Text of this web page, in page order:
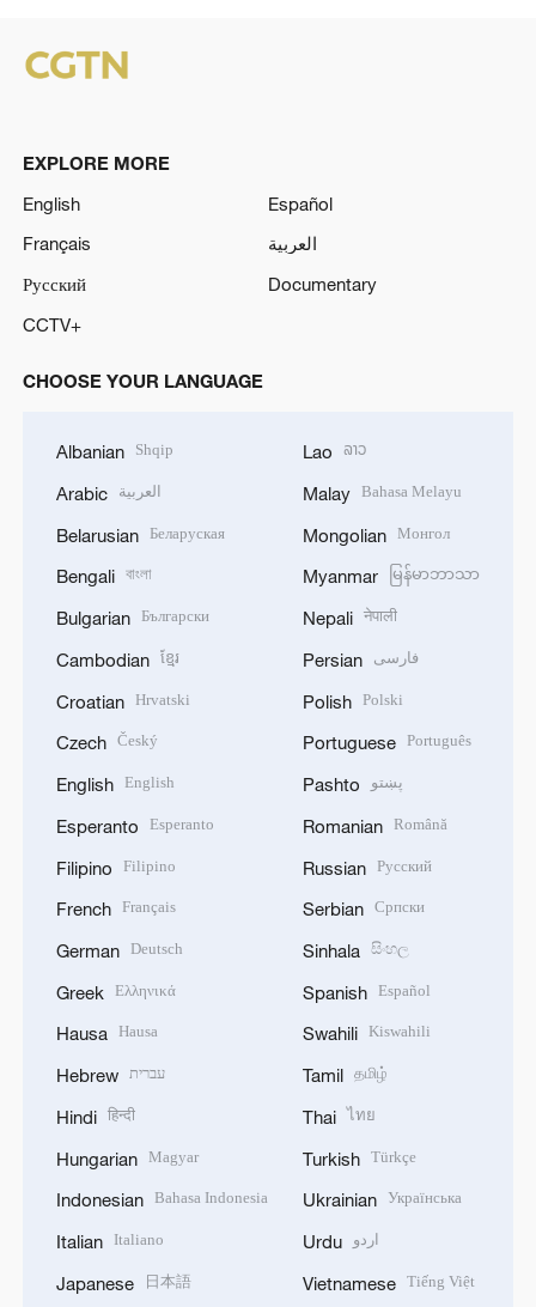
EXPLORE MORE
English
Español
Français
العربية
Русский
Documentary
CCTV+
CHOOSE YOUR LANGUAGE
Albanian Shqip
Arabic العربية
Belarusian Беларуская
Bengali বাংলা
Bulgarian Български
Cambodian ខ្មែរ
Croatian Hrvatski
Czech Český
English English
Esperanto Esperanto
Filipino Filipino
French Français
German Deutsch
Greek Ελληνικά
Hausa Hausa
Hebrew עברית
Hindi हिन्दी
Hungarian Magyar
Indonesian Bahasa Indonesia
Italian Italiano
Japanese 日本語
Lao ລາວ
Malay Bahasa Melayu
Mongolian Монгол
Myanmar မြန်မာဘာသာ
Nepali नेपाली
Persian فارسی
Polish Polski
Portuguese Português
Pashto پښتو
Romanian Română
Russian Русский
Serbian Српски
Sinhala සිංහල
Spanish Español
Swahili Kiswahili
Tamil தமிழ்
Thai ไทย
Turkish Türkçe
Ukrainian Українська
Urdu اردو
Vietnamese Tiếng Việt